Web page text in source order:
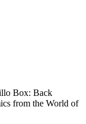
Box: Back
from the World of